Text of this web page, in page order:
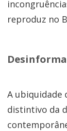
reproduz no
A ubiquidade
distintivo da